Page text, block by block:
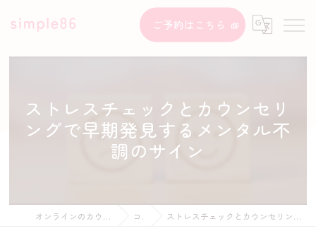
ご予約はこちら
ストレスチェックとカウンセリ
ングで早期発見するメンタル不
調のサイン
オンラインのカウンセリングならsimple86 コラム ストレスチェックとカウンセリングで早期発見するメンタル不調のサイン